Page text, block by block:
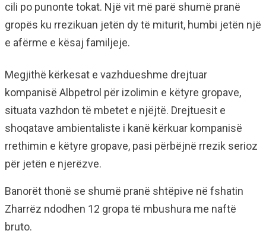
cili po punonte tokat. Një vit më parë shumë pranë
gropës ku rrezikuan jetën dy të miturit, humbi jetën një
e afërme e kësaj familjeje.
Megjithë kërkesat e vazhdueshme drejtuar
kompanisë Albpetrol për izolimin e këtyre gropave,
situata vazhdon të mbetet e njëjtë. Drejtuesit e
shoqatave ambientaliste i kanë kërkuar kompanisë
rrethimin e këtyre gropave, pasi përbëjnë rrezik serioz
për jetën e njerëzve.
Banorët thonë se shumë pranë shtëpive në fshatin
Zharrëz ndodhen 12 gropa të mbushura me naftë
bruto.